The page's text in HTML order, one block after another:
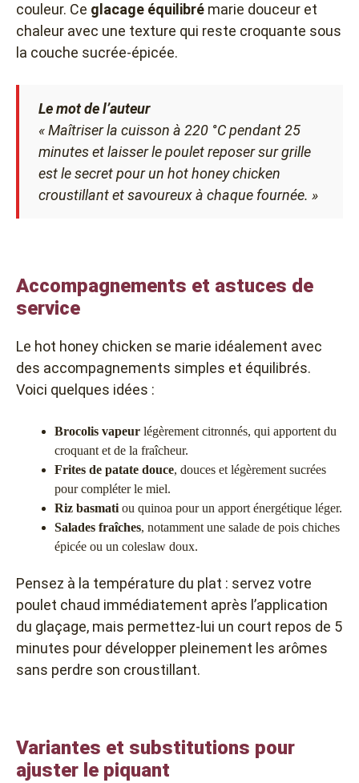
couleur. Ce glacage équilibré marie douceur et
chaleur avec une texture qui reste croquante sous
la couche sucrée-épicée.
Le mot de l’auteur
« Maîtriser la cuisson à 220 °C pendant 25
minutes et laisser le poulet reposer sur grille
est le secret pour un hot honey chicken
croustillant et savoureux à chaque fournée. »
Accompagnements et astuces de
service
Le hot honey chicken se marie idéalement avec
des accompagnements simples et équilibrés.
Voici quelques idées :
Brocolis vapeur légèrement citronnés, qui apportent du
croquant et de la fraîcheur.
Frites de patate douce, douces et légèrement sucrées
pour compléter le miel.
Riz basmati ou quinoa pour un apport énergétique léger.
Salades fraîches, notamment une salade de pois chiches
épicée ou un coleslaw doux.
Pensez à la température du plat : servez votre
poulet chaud immédiatement après l’application
du glaçage, mais permettez-lui un court repos de 5
minutes pour développer pleinement les arômes
sans perdre son croustillant.
Variantes et substitutions pour
ajuster le piquant